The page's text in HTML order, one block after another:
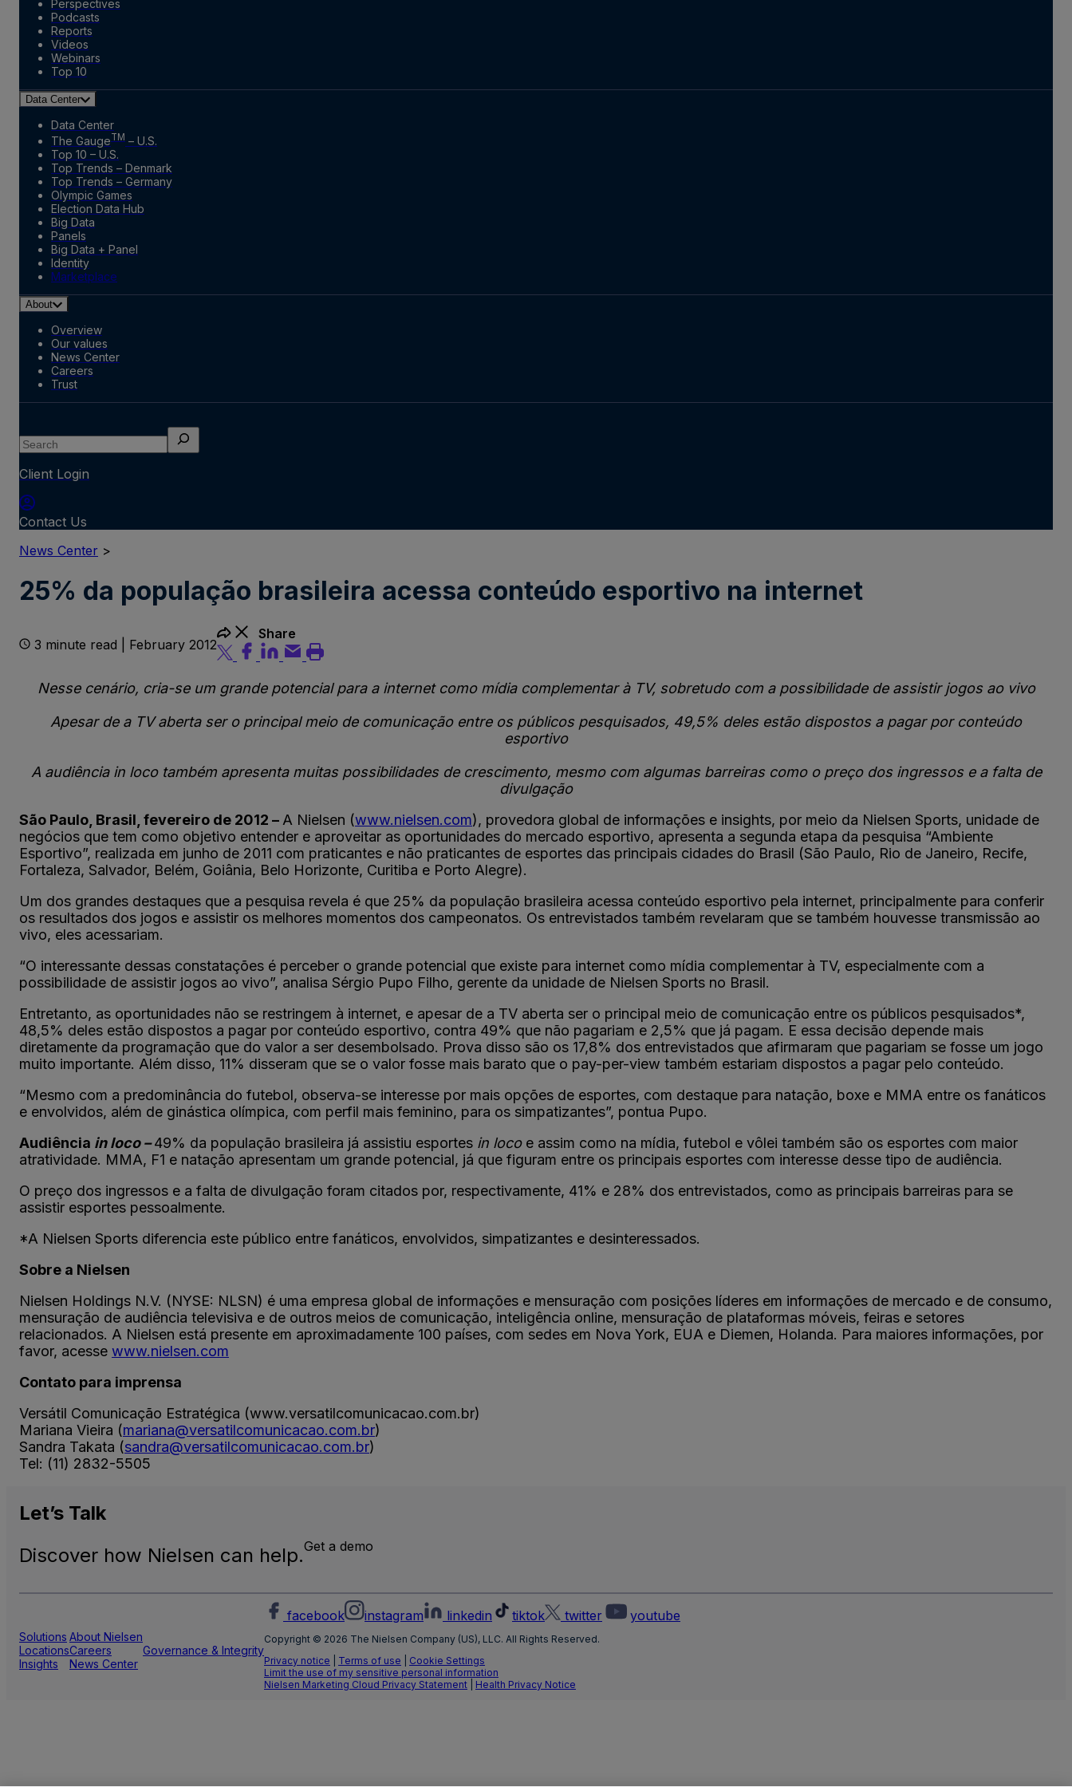
Perspectives
Podcasts
Reports
Videos
Webinars
Top 10
Data Center
Data Center
The GaugeTM – U.S.
Top 10 – U.S.
Top Trends – Denmark
Top Trends – Germany
Olympic Games
Election Data Hub
Big Data
Panels
Big Data + Panel
Identity
Marketplace
About
Overview
Our values
News Center
Careers
Trust
Search
Client Login
Contact Us
News Center >
25% da população brasileira acessa conteúdo esportivo na internet
3 minute read | February 2012
Share
Nesse cenário, cria-se um grande potencial para a internet como mídia complementar à TV, sobretudo com a possibilidade de assistir jogos ao vivo
Apesar de a TV aberta ser o principal meio de comunicação entre os públicos pesquisados, 49,5% deles estão dispostos a pagar por conteúdo
esportivo
A audiência in loco também apresenta muitas possibilidades de crescimento, mesmo com algumas barreiras como o preço dos ingressos e a falta de
divulgação
São Paulo, Brasil, fevereiro de 2012 – A Nielsen (www.nielsen.com), provedora global de informações e insights, por meio da Nielsen Sports, unidade de
negócios que tem como objetivo entender e aproveitar as oportunidades do mercado esportivo, apresenta a segunda etapa da pesquisa “Ambiente
Esportivo”, realizada em junho de 2011 com praticantes e não praticantes de esportes das principais cidades do Brasil (São Paulo, Rio de Janeiro, Recife,
Fortaleza, Salvador, Belém, Goiânia, Belo Horizonte, Curitiba e Porto Alegre).
Um dos grandes destaques que a pesquisa revela é que 25% da população brasileira acessa conteúdo esportivo pela internet, principalmente para conferir
os resultados dos jogos e assistir os melhores momentos dos campeonatos. Os entrevistados também revelaram que se também houvesse transmissão ao
vivo, eles acessariam.
“O interessante dessas constatações é perceber o grande potencial que existe para internet como mídia complementar à TV, especialmente com a
possibilidade de assistir jogos ao vivo”, analisa Sérgio Pupo Filho, gerente da unidade de Nielsen Sports no Brasil.
Entretanto, as oportunidades não se restringem à internet, e apesar de a TV aberta ser o principal meio de comunicação entre os públicos pesquisados*,
48,5% deles estão dispostos a pagar por conteúdo esportivo, contra 49% que não pagariam e 2,5% que já pagam. E essa decisão depende mais
diretamente da programação que do valor a ser desembolsado. Prova disso são os 17,8% dos entrevistados que afirmaram que pagariam se fosse um jogo
muito importante. Além disso, 11% disseram que se o valor fosse mais barato que o pay-per-view também estariam dispostos a pagar pelo conteúdo.
“Mesmo com a predominância do futebol, observa-se interesse por mais opções de esportes, com destaque para natação, boxe e MMA entre os fanáticos
e envolvidos, além de ginástica olímpica, com perfil mais feminino, para os simpatizantes”, pontua Pupo.
Audiência in loco –49% da população brasileira já assistiu esportes in loco e assim como na mídia, futebol e vôlei também são os esportes com maior
atratividade. MMA, F1 e natação apresentam um grande potencial, já que figuram entre os principais esportes com interesse desse tipo de audiência.
O preço dos ingressos e a falta de divulgação foram citados por, respectivamente, 41% e 28% dos entrevistados, como as principais barreiras para se
assistir esportes pessoalmente.
*A Nielsen Sports diferencia este público entre fanáticos, envolvidos, simpatizantes e desinteressados.
Sobre a Nielsen
Nielsen Holdings N.V. (NYSE: NLSN) é uma empresa global de informações e mensuração com posições líderes em informações de mercado e de consumo,
mensuração de audiência televisiva e de outros meios de comunicação, inteligência online, mensuração de plataformas móveis, feiras e setores
relacionados. A Nielsen está presente em aproximadamente 100 países, com sedes em Nova York, EUA e Diemen, Holanda. Para maiores informações, por
favor, acesse www.nielsen.com
Contato para imprensa
Versátil Comunicação Estratégica (www.versatilcomunicacao.com.br)
Mariana Vieira (mariana@versatilcomunicacao.com.br)
Sandra Takata (sandra@versatilcomunicacao.com.br)
Tel: (11) 2832-5505
Let’s Talk
Discover how Nielsen can help.Get a demo
Solutions
Locations
Insights
About Nielsen
Careers
News Center
Governance & Integrity
facebook instagram linkedin tiktok twitter youtube
Copyright © 2026 The Nielsen Company (US), LLC. All Rights Reserved.
Privacy notice
Terms of use
Cookie Settings
Limit the use of my sensitive personal information
Nielsen Marketing Cloud Privacy Statement
Health Privacy Notice